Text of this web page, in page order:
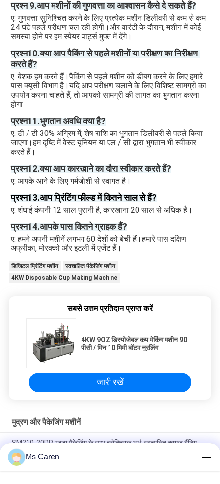
प्रश्न 9.आप मशीनों की गुणवत्ता का आश्वासन कैसे दे सकते हैं?
ए: गुणवत्ता सुनिश्चित करने के लिए प्रत्येक मशीन डिलीवरी से कम से कम
24 घंटे पहले परीक्षण चल रही होगी।और वारंटी के दौरान, मशीन में कोई
समस्या होने पर हम स्पेयर पार्ट्स मुफ्त में देंगे।
प्रश्न10.क्या आप पैकिंग से पहले मशीनों या परीक्षण का निरीक्षण
करते हैं?
ए: बेशक हम करते हैं।पैकिंग से पहले मशीन को डीबग करने के लिए हमारे
पास क्यूसी विभाग है।यदि आप परीक्षण चलाने के लिए विशिष्ट सामग्री का
उपयोग करना चाहते हैं, तो आपको सामग्री की लागत का भुगतान करना
होगा
प्रश्न11.भुगतान अवधि क्या है?
ए: टी / टी 30% अग्रिम में, शेष राशि का भुगतान डिलीवरी से पहले किया
जाएगा।हम दृष्टि में वेस्ट यूनियन या एल / सी द्वारा भुगतान भी स्वीकार
करते हैं।
प्रश्न12.क्या आप कारखाने का दौरा स्वीकार करते हैं?
ए: आपके आने के लिए गर्मजोशी से स्वागत है।
प्रश्न13.आप प्रिंटिंग फील्ड में कितने साल से हैं?
ए: शंघाई कंपनी 12 साल पुरानी है, कारखाना 20 साल से अधिक है।
प्रश्न14.आपके पास कितने ग्राहक हैं?
ए: हमने अपनी मशीनें लगभग 60 देशों को बेची हैं।हमारे पास दक्षिण
अफ्रीका, मोरक्को और इटली में एजेंट हैं।
डिजिटल प्रिंटिंग मशीन
स्वचालित पैकेजिंग मशीन
4KW Disposable Cup Making Machine
सबसे उत्तम प्रतिदान प्राप्त करें
4KW 9OZ डिस्पोजेबल कप मेकिंग मशीन 90
पीसी / मिन 10 मिमी बॉटम नूरलिंग
जारी रखें
मुद्रण और पैकेजिंग मशीनें
SM210-20DP पट्टा पैकेजिंग के साथ इलेक्ट्रिक अर्ध-स्वचालित कागज बैंडिंग
मशीन कपड़ा खाद्य और पेय के लिए संचालित करने में आसान
SM12S अर्ध-स्वचालित इलेक्ट्रिक ओपीपी फिल्म/पेपर टेप बैंडिंग मशीन कार्टन बॉक्स
Ms Caren